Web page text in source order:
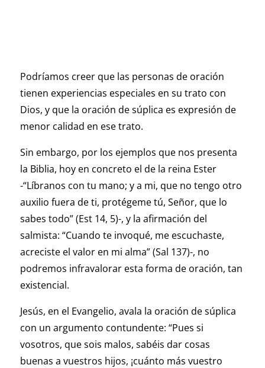
Podríamos creer que las personas de oración
tienen experiencias especiales en su trato con
Dios, y que la oración de súplica es expresión de
menor calidad en ese trato.
Sin embargo, por los ejemplos que nos presenta
la Biblia, hoy en concreto el de la reina Ester
-“Líbranos con tu mano; y a mi, que no tengo otro
auxilio fuera de ti, protégeme tú, Señor, que lo
sabes todo” (Est 14, 5)-, y la afirmación del
salmista: “Cuando te invoqué, me escuchaste,
acreciste el valor en mi alma” (Sal 137)-, no
podremos infravalorar esta forma de oración, tan
existencial.
Jesús, en el Evangelio, avala la oración de súplica
con un argumento contundente: “Pues si
vosotros, que sois malos, sabéis dar cosas
buenas a vuestros hijos, ¡cuánto más vuestro